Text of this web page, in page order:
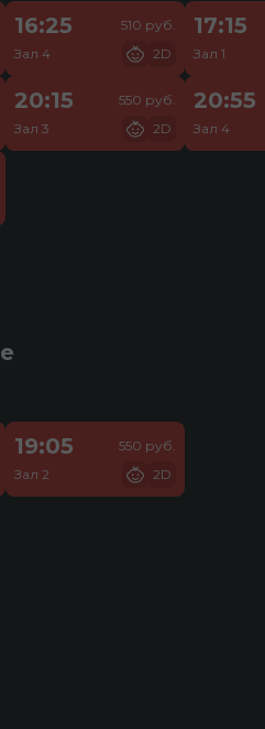
16:25
Зал 4
510 руб.
2D
17:15
Зал 1
20:15
Зал 3
550 руб.
2D
20:55
Зал 4
19:05
Зал 2
550 руб.
2D